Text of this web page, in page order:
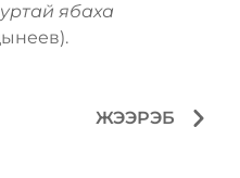
ябаха
ЖЭЭРЭБ